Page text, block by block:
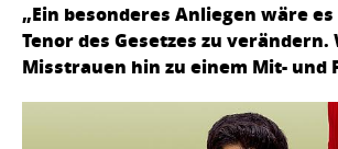
„Ein besonderes Anliegen wäre
Tenor des Gesetzes zu verändern.
Misstrauen hin zu einem Mit- und